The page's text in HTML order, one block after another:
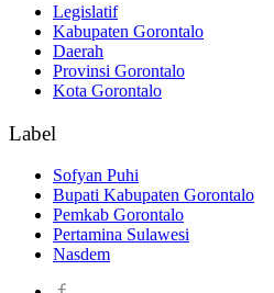
Legislatif
Kabupaten Gorontalo
Daerah
Provinsi Gorontalo
Kota Gorontalo
Label
Sofyan Puhi
Bupati Kabupaten Gorontalo
Pemkab Gorontalo
Pertamina Sulawesi
Nasdem